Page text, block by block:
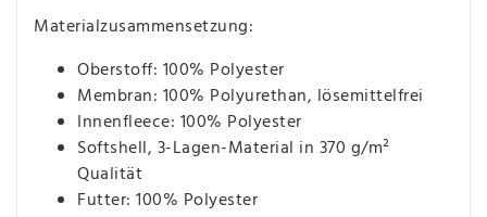
Materialzusammensetzung:
Oberstoff: 100% Polyester
Membran: 100% Polyurethan, lösemittelfrei
Innenfleece: 100% Polyester
Softshell, 3-Lagen-Material in 370 g/m²
Qualität
Futter: 100% Polyester